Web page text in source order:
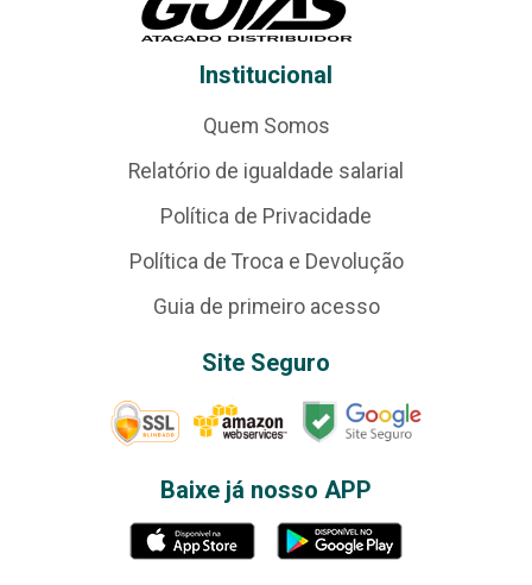
Institucional
Quem Somos
Relatório de igualdade salarial
Política de Privacidade
Política de Troca e Devolução
Guia de primeiro acesso
Site Seguro
Baixe já nosso APP